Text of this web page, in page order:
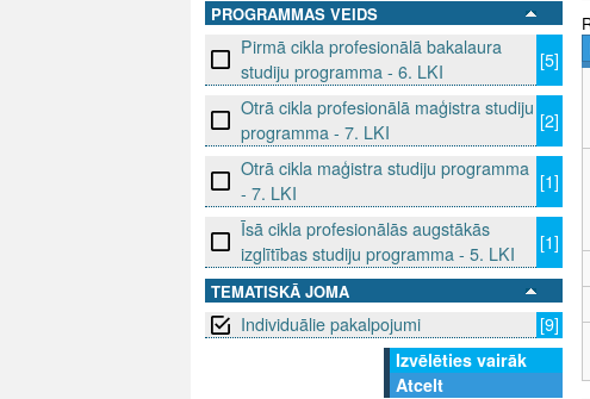
PROGRAMMAS VEIDS
Pirmā cikla profesionālā bakalaura
studiju programma - 6. LKI
[5]
Otrā cikla profesionālā maģistra studiju
programma - 7. LKI
[2]
Otrā cikla maģistra studiju programma
- 7. LKI
[1]
Īsā cikla profesionālās augstākās
izglītības studiju programma - 5. LKI
[1]
TEMATISKĀ JOMA
Individuālie pakalpojumi
[9]
Izvēlēties vairāk
Atcelt